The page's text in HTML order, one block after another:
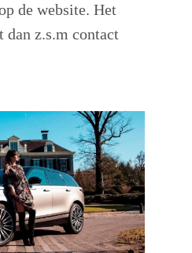
de website. Het
dan z.s.m contact